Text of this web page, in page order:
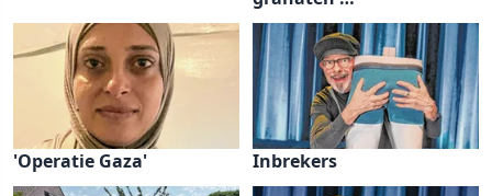
'Operatie Gaza' Inbrekers